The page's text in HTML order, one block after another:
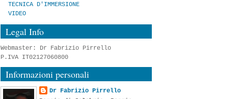
TECNICA D'IMMERSIONE
VIDEO
Legal Info
Webmaster: Dr Fabrizio Pirrello
P.IVA IT02127060800
Informazioni personali
Dr Fabrizio Pirrello